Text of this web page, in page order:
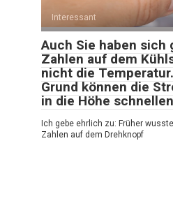
Interessant
Auch Sie haben sich
Zahlen auf dem
nicht die
Grund können die
in die Höhe schnellen
Ich gebe ehrlich zu: Früher
Zahlen auf dem Drehknopf